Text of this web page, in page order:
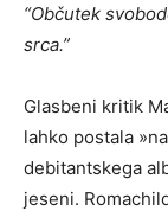
“Občutek
srca.”
Glasbeni kritik
lahko postala
debitantskega
jeseni.